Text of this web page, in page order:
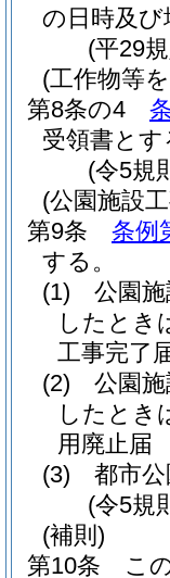
の日時及
(平29
(工作物等
第8条の4
受領書とす
(令5規
(公園施設
第9条
条例
する。
(1)
公園
したとき
工事完了
(2)
公園
したとき
用廃止届
(3)
都市
(令5規
(補則)
第10条
こ